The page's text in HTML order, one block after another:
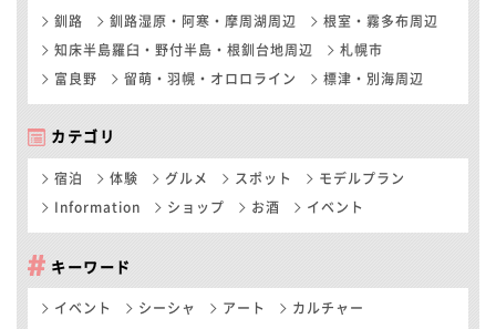
釧路 釧路湿原・阿寒・摩周湖周辺 根室・霧多布周辺
知床半島羅臼・野付半島・根釧台地周辺 札幌市
富良野 留萌・羽幌・オロロライン 標津・別海周辺
カテゴリ
宿泊 体験 グルメ スポット モデルプラン
Information ショップ お酒 イベント
キーワード
イベント シーシャ アート カルチャー